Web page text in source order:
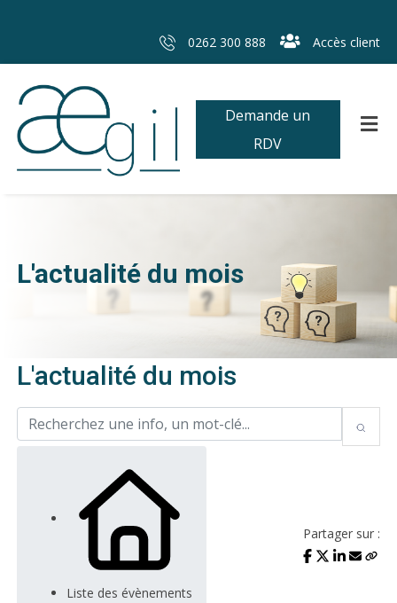
0262 300 888 Accès client
Demande un
RDV
L'actualité du mois
L'actualité du mois
Liste des évènements
Partager sur :